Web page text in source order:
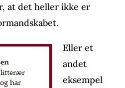
at det heller ikke er
Eller et
andet
eksempel